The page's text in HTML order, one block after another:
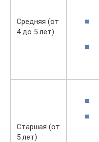
Средняя (от
4 до 5 лет)
Старшая (от
5 лет)